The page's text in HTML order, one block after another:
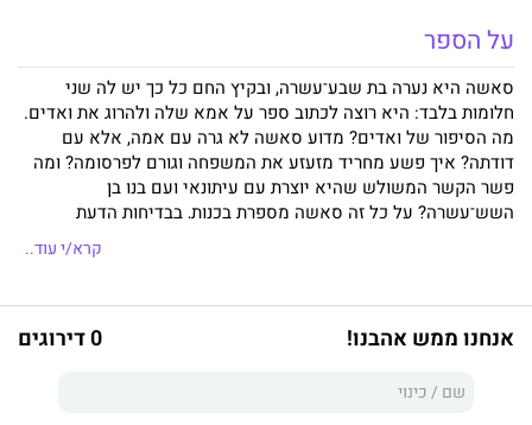
על הספר
סאשה היא נערה בת שבע־עשרה, ובקיץ החם כל כך יש לה שני
חלומות בלבד: היא רוצה לכתוב ספר על אמא שלה ולהרוג את ואדים.
מה הסיפור של ואדים? מדוע סאשה לא גרה עם אמה, אלא עם
דודתה? איך פשע מחריד מזעזע את המשפחה וגורם לפרסומה? ומה
פשר הקשר המשולש שהיא יוצרת עם עיתונאי ועם בנו בן
השש־עשרה? על כל זה סאשה מספרת בכנות, בבדיחות הדעת
קרא/י עוד..
אנחנו ממש אהבנו! 0 דירוגים